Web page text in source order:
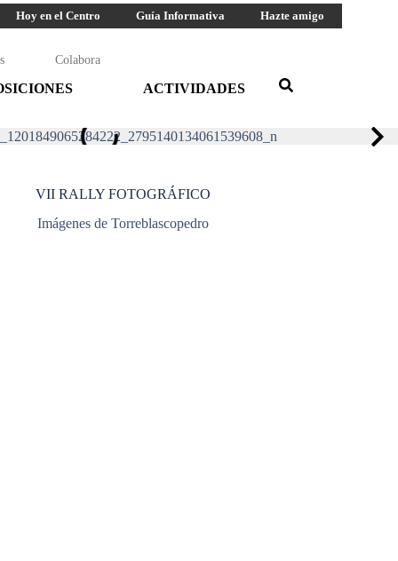
Hoy en el Centro Guía Informativa Hazte amigo
Colabora
ACTIVIDADES
VII RALLY FOTOGRÁFICO
Imágenes de Torreblascopedro